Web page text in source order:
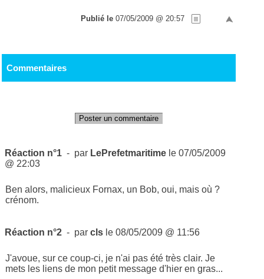
Publié le 07/05/2009 @ 20:57
Commentaires
Poster un commentaire
Réaction n°1 - par LePrefetmaritime le 07/05/2009
@ 22:03
Ben alors, malicieux Fornax, un Bob, oui, mais où ?
crénom.
Réaction n°2 - parcls le 08/05/2009 @ 11:56
J'avoue, sur ce coup-ci, je n'ai pas été très clair. Je
mets les liens de mon petit message d'hier en gras...